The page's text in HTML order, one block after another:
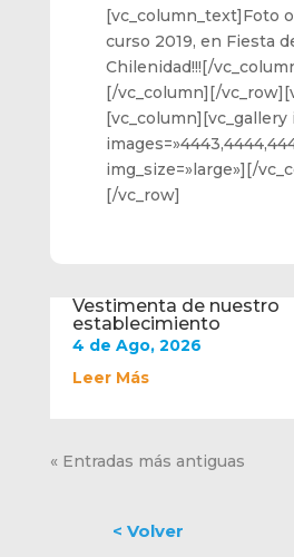
Vestimenta de nuestro
establecimiento
4 de Ago, 2026
Leer Más
« Entradas más antiguas
[vc_column_text]Foto
curso 2019, en Fiesta
Chilenidad!!![/
[/vc_column][/
[vc_column][vc_gallery
img_size=»large»][/
[/vc_row]